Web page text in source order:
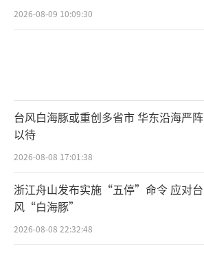
2026-08-09 10:09:30
台风白海豚或重创多省市 华东沿海严阵
以待
2026-08-08 17:01:38
浙江舟山发布实施“五停”命令 应对台
风“白海豚”
2026-08-08 22:32:48